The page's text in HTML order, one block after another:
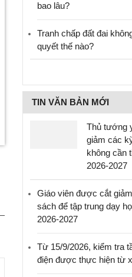
bao lâu?
Tranh chấp đất đai
quyết thế nào?
TIN VĂN BẢN MỚI
Thủ tướng
giảm các
không cần
2026-2027
Giáo viên được cắt
sách để tập trung dạy
2026-2027
Từ 15/9/2026, kiểm tra
điện được thực hiện từ